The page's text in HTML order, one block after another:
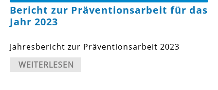
Bericht zur Präventionsarbeit für das
Jahr 2023
Jahresbericht zur Präventionsarbeit 2023
WEITERLESEN